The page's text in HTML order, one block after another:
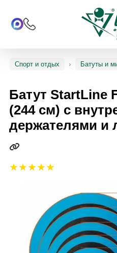
Спорт и отдых Батуты и
Батут StartLine
(244 см) с
держателями и